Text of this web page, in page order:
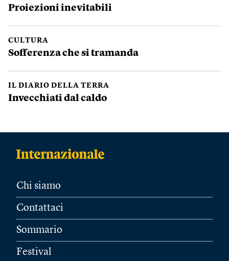
Proiezioni inevitabili
CULTURA
Sofferenza che si tramanda
IL DIARIO DELLA TERRA
Invecchiati dal caldo
Chi siamo
Contattaci
Sommario
Festival